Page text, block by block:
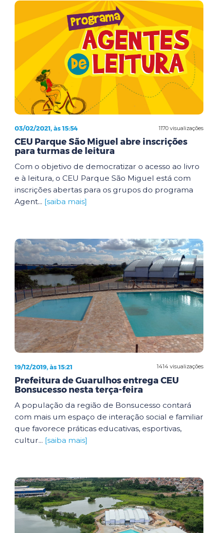
1170 visualizações
03/02/2021, às 15:54
CEU Parque São Miguel abre inscrições
para turmas de leitura
Com o objetivo de democratizar o acesso ao livro
e à leitura, o CEU Parque São Miguel está com
inscrições abertas para os grupos do programa
Agent... [saiba mais]
1414 visualizações
19/12/2019, às 15:21
Prefeitura de Guarulhos entrega CEU
Bonsucesso nesta terça-feira
A população da região de Bonsucesso contará
com mais um espaço de interação social e familiar
que favorece práticas educativas, esportivas,
cultur... [saiba mais]